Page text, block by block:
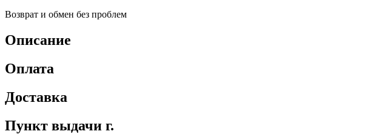
Возврат и обмен без проблем
Описание
Оплата
Доставка
Пункт выдачи г.